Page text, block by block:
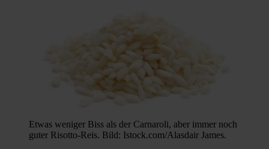
Etwas weniger Biss als der Carnaroli, aber immer noch
guter Risotto-Reis. Bild: Istock.com/Alasdair James.